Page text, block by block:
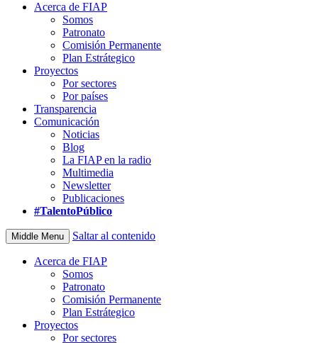
Acerca de FIAP
Somos
Patronato
Comisión Permanente
Plan Estrátegico
Proyectos
Por sectores
Por países
Transparencia
Comunicación
Noticias
Blog
La FIAP en la radio
Multimedia
Newsletter
Publicaciones
#TalentoPúblico
Middle Menu Saltar al contenido
Acerca de FIAP
Somos
Patronato
Comisión Permanente
Plan Estrátegico
Proyectos
Por sectores